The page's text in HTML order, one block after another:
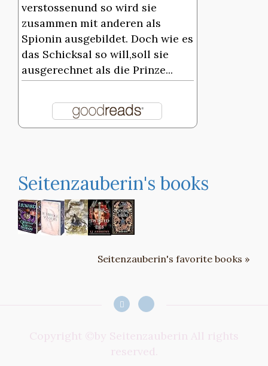
verstossenund so wird sie
zusammen mit anderen als
Spionin ausgebildet. Doch wie es
das Schicksal so will,soll sie
ausgerechnet als die Prinze...
Seitenzauberin's books
Seitenzauberin's favorite books »
Copyright ©by Seitenzauberin All rights
reserved.